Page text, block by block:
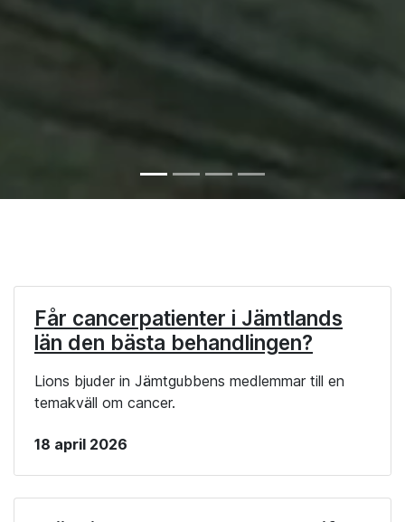
Får cancerpatienter i Jämtlands
län den bästa behandlingen?
Lions bjuder in Jämtgubbens medlemmar till en
temakväll om cancer.
18 april 2026